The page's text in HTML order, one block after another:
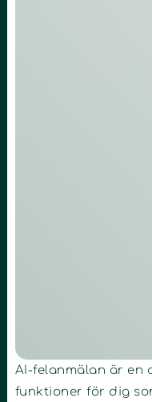
AI-felanmälan är en
funktioner för dig